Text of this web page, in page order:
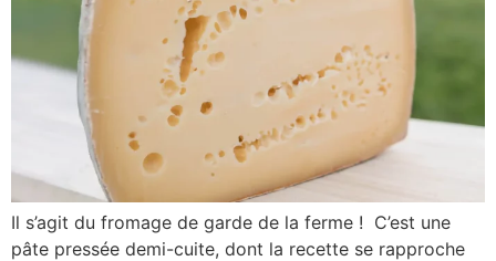
Il s’agit du fromage de garde de la ferme ! C’est une
pâte pressée demi-cuite, dont la recette se rapproche